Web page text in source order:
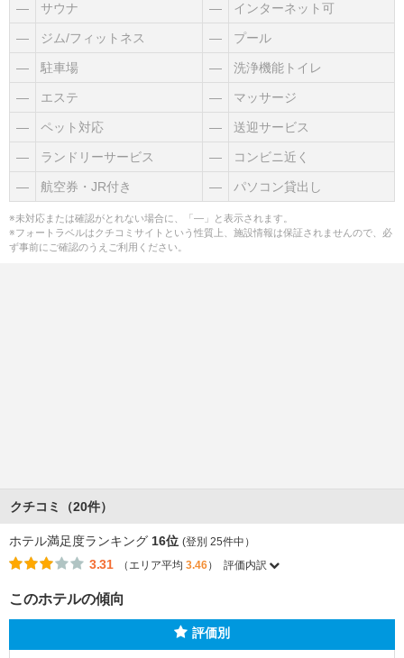
― サウナ ― インターネット可
― ジム/フィットネス ― プール
― 駐車場 ― 洗浄機能トイレ
― エステ ― マッサージ
― ペット対応 ― 送迎サービス
― ランドリーサービス ― コンビニ近く
― 航空券・JR付き ― パソコン貸出し
※未対応または確認がとれない場合に、「―」と表示されます。
※フォートラベルはクチコミサイトという性質上、施設情報は保証されませんので、必
ず事前にご確認のうえご利用ください。
クチコミ（20件）
ホテル満足度ランキング 16位 (登別 25件中）
3.31 （エリア平均 3.46） 評価内訳
このホテルの傾向
評価別